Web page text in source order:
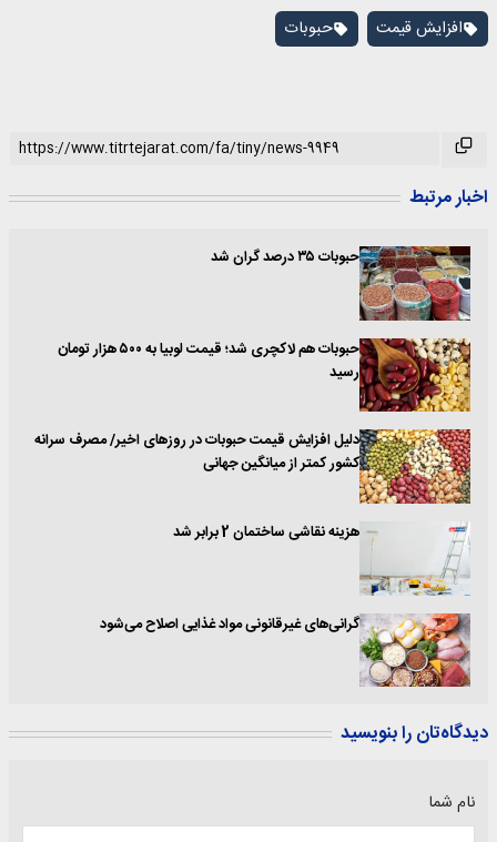
افزایش قیمت حبوبات
اخبار مرتبط
حبوبات ۳۵ درصد گران شد
حبوبات هم لاکچری شد؛ قیمت لوبیا به ۵۰۰ هزار تومان
رسید
دلیل افزایش قیمت حبوبات در روزهای اخیر/ مصرف سرانه
کشور کمتر از میانگین جهانی
هزینه نقاشی ساختمان 2 برابر شد
گرانی‌های غیرقانونی مواد غذایی اصلاح می‌شود
دیدگاه‌تان را بنویسید
نام شما